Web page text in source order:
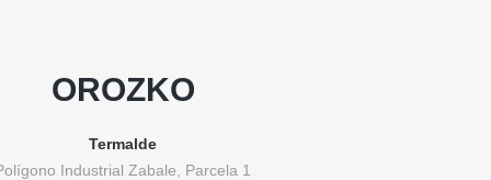
OROZKO
Termalde
Industrial Zabale, Parcela 1